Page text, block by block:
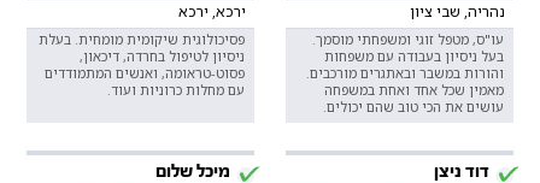
נהריה, שבי ציון
עו"ס, מטפל זוגי ומשפחתי מוסמך.
בעל ניסיון בעבודה עם משפחות
והורות במשבר ובאתגרים מורכבים.
מאמין שכל אחד ואחת במשפחה
עושים את הכי טוב שהם יכולים.
ירכא, ירכא
פסיכולוגית שיקומית מומחית. בעלת
ניסיון לטיפול בחרדה, דיכאון,
פסוט-טראומה, ואנשים המתמודדים
עם מחלות כרוניות ועוד.
דוד ניצן מיכל שלום